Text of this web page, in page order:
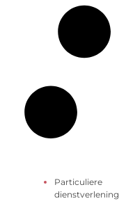
Particuliere
dienstverlening